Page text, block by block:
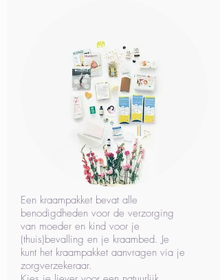
Een kraampakket bevat alle
benodigdheden voor de verzorging
van moeder en kind voor je
(thuis)bevalling en je kraambed. Je
kunt het kraampakket aanvragen via je
zorgverzekeraar.